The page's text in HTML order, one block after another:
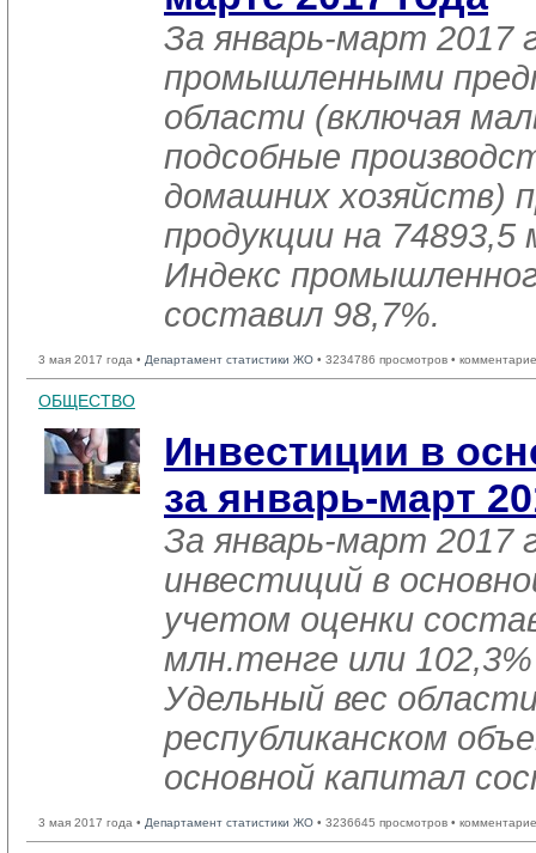
За январь-март 2017
промышленными
области (включая
подсобные
домашних хозяйств)
продукции на 74893,5
Индекс
составил 98,7%.
3 мая 2017 года • Департамент статистики ЖО • 3234786 просмотров •
ОБЩЕСТВО
Инвестиции в
за январь-март
За январь-март 2017
инвестиций в
учетом оценки
млн.тенге или 102,3%
Удельный вес
республиканском
основной капитал
3 мая 2017 года • Департамент статистики ЖО • 3236645 просмотров •